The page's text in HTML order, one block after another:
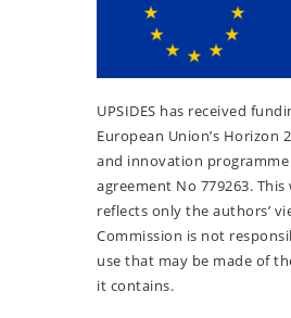
UPSIDES has received
European Union’s Horizon
and innovation
agreement No 779263. This
reflects only the authors’
Commission is not
use that may be made of
it contains.